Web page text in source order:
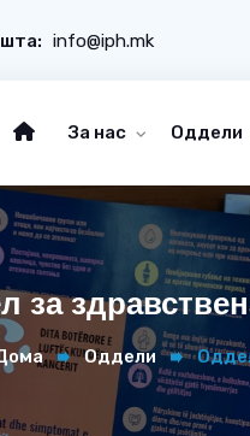
info@iph.mk
За нас Оддели
за
Оддели